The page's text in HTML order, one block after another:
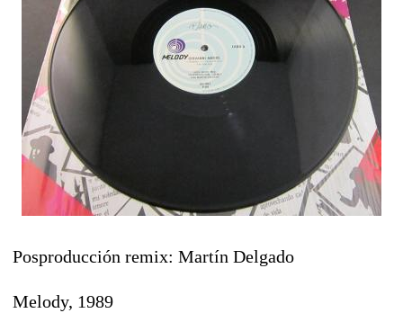
Posproducción remix: Martín Delgado
Melody, 1989